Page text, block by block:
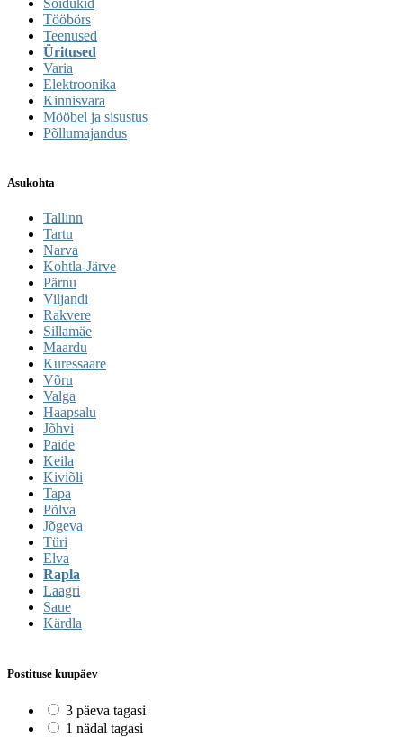
Sõidukid
Tööbörs
Teenused
Üritused
Varia
Elektroonika
Kinnisvara
Mööbel ja sisustus
Põllumajandus
Asukohta
Tallinn
Tartu
Narva
Kohtla-Järve
Pärnu
Viljandi
Rakvere
Sillamäe
Maardu
Kuressaare
Võru
Valga
Haapsalu
Jõhvi
Paide
Keila
Kiviõli
Tapa
Põlva
Jõgeva
Türi
Elva
Rapla
Laagri
Saue
Kärdla
Postituse kuupäev
3 päeva tagasi
1 nädal tagasi